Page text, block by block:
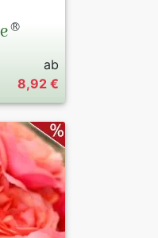
®
ab
8,92 €